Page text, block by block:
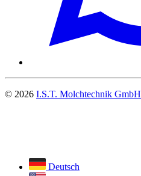
© 2026 I.S.T. Molchtechnik GmbH
Deutsch